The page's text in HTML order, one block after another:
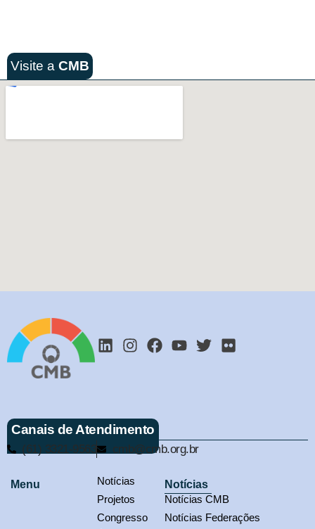
Visite a CMB
Canais de Atendimento
(61) 3321-9563 cmb@cmb.org.br
Menu
Notícias
Projetos
Congresso
Notícias
Notícias CMB
Notícias Federações